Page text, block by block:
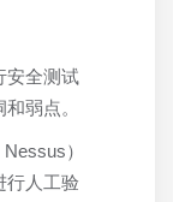
安全测试
弱点。
）
行人工验